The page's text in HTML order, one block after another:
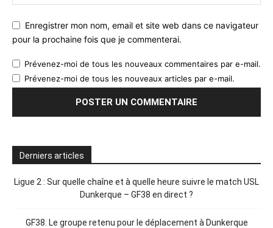
Enregistrer mon nom, email et site web dans ce navigateur
pour la prochaine fois que je commenterai.
Prévenez-moi de tous les nouveaux commentaires par e-mail.
Prévenez-moi de tous les nouveaux articles par e-mail.
Derniers articles
Ligue 2 : Sur quelle chaîne et à quelle heure suivre le match USL
Dunkerque – GF38 en direct ?
GF38. Le groupe retenu pour le déplacement à Dunkerque